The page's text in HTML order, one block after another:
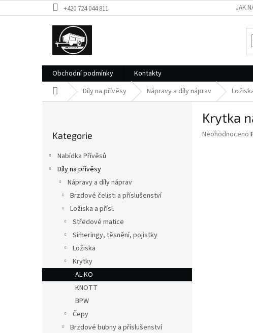
na
+420 724 044 811 JAK
Obchodní podmínky
Kontakty
Domů Díly na přívěsy Nápravy a díly náprav
kategorie
Kategorie
Nabídka Přívěsů
Díly na přívěsy
Nápravy a díly náprav
Brzdové čelisti a příslušenství
Ložiska a přísl.
Středové matice
Simeringy, těsnění, pojistky
Ložiska
Krytky
AL-KO
KNOTT
BPW
Čepy
Brzdové bubny a příslušenství
Krytka
Průměrné
Neohodnoceno